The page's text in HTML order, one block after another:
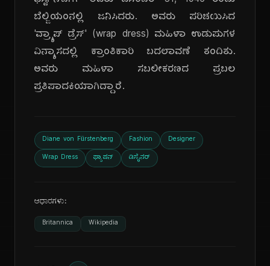
ಬೆಲ್ಜಿಯಂನಲ್ಲಿ ಜನಿಸಿದರು. ಅವರು ಪರಿಚಯಿಸಿದ
'ವ್ರ್ಯಾಪ್ ಡ್ರೆಸ್' (wrap dress) ಮಹಿಳಾ ಉಡುಪುಗಳ
ವಿನ್ಯಾಸದಲ್ಲಿ ಕ್ರಾಂತಿಕಾರಿ ಬದಲಾವಣೆ ತಂದಿತು.
ಅವರು ಮಹಿಳಾ ಸಬಲೀಕರಣದ ಪ್ರಬಲ
ಪ್ರತಿಪಾದಕಿಯಾಗಿದ್ದಾರೆ.
Diane von Fürstenberg Fashion Designer
Wrap Dress ಫ್ಯಾಷನ್ ಡಿಸೈನರ್
ಆಧಾರಗಳು:
Britannica Wikipedia